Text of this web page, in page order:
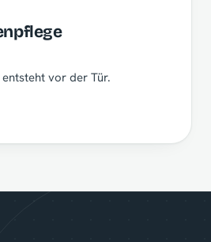
vor der Tür.